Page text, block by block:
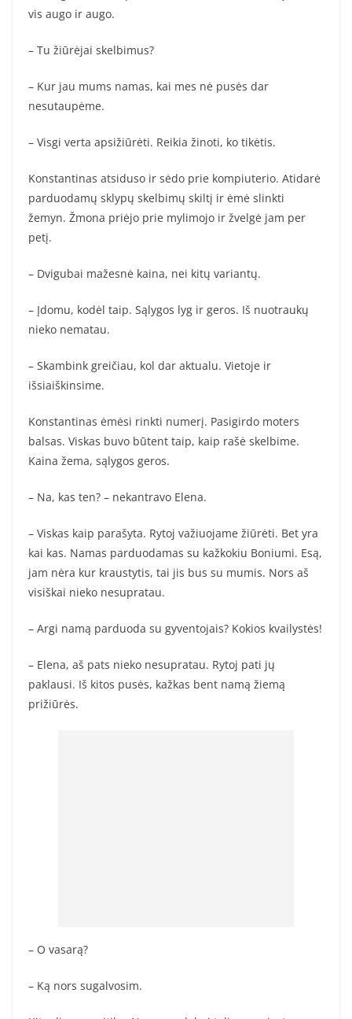
vis augo ir augo.
– Tu žiūrėjai skelbimus?
– Kur jau mums namas, kai mes nė pusės dar
nesutaupėme.
– Visgi verta apsižiūrėti. Reikia žinoti, ko tikėtis.
Konstantinas atsiduso ir sėdo prie kompiuterio. Atidarė
parduodamų sklypų skelbimų skiltį ir ėmė slinkti
žemyn. Žmona priėjo prie mylimojo ir žvelgė jam per
petį.
– Dvigubai mažesnė kaina, nei kitų variantų.
– Įdomu, kodėl taip. Sąlygos lyg ir geros. Iš nuotraukų
nieko nematau.
– Skambink greičiau, kol dar aktualu. Vietoje ir
išsiaiškinsime.
Konstantinas ėmėsi rinkti numerį. Pasigirdo moters
balsas. Viskas buvo būtent taip, kaip rašė skelbime.
Kaina žema, sąlygos geros.
– Na, kas ten? – nekantravo Elena.
– Viskas kaip parašyta. Rytoj važiuojame žiūrėti. Bet yra
kai kas. Namas parduodamas su kažkokiu Boniumi. Esą,
jam nėra kur kraustytis, tai jis bus su mumis. Nors aš
visiškai nieko nesupratau.
– Argi namą parduoda su gyventojais? Kokios kvailystės!
– Elena, aš pats nieko nesupratau. Rytoj pati jų
paklausi. Iš kitos pusės, kažkas bent namą žiemą
prižiūrės.
– O vasarą?
– Ką nors sugalvosim.